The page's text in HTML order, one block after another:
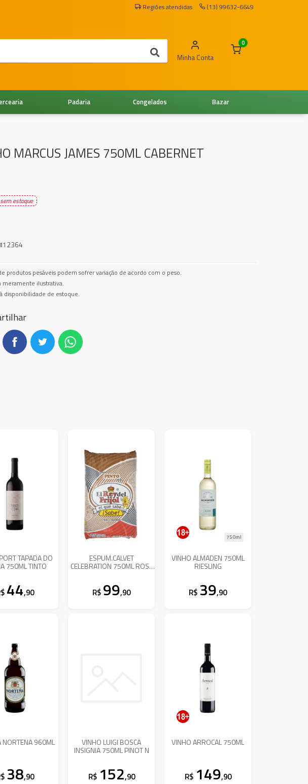
Regiões atendidas (13) 99632-6649
Minha Conta
0
Bazar
Congelados
Padaria
MARCUS JAMES 750ML CABERNET
estoque
produtos pesáveis podem sofrer variação de acordo com o peso.
meramente ilustrativa.
disponibilidade de estoque.
TAPADA DO
750ML TINTO
44,90
ESPUM.CALVET
CELEBRATION 750ML ROSE
R$ 99,90
VINHO ALMADEN 750ML
RIESLING
750ml
R$ 39,90
NORTENA 960ML
38,90
VINHO LUIGI BOSCA
INSIGNIA 750ML PINOT N
R$ 152,90
VINHO ARROCAL 750ML
R$ 149,90